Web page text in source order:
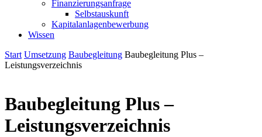
Finanzierungsanfrage
Selbstauskunft
Kapitalanlagenbewerbung
Wissen
Start Umsetzung Baubegleitung Baubegleitung Plus –
Leistungsverzeichnis
Baubegleitung Plus –
Leistungsverzeichnis